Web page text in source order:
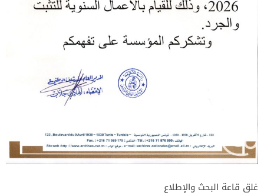
غلق قاعة البحث والإطلاع